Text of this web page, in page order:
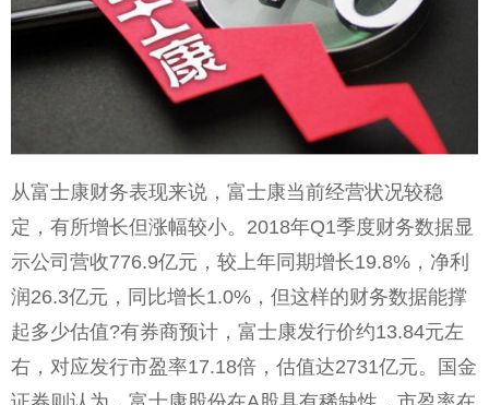
从富士康财务表现来说，富士康当前经营状况较稳
定，有所增长但涨幅较小。2018年Q1季度财务数据显
示公司营收776.9亿元，较上年同期增长19.8%，净利
润26.3亿元，同比增长1.0%，但这样的财务数据能撑
起多少估值?有券商预计，富士康发行价约13.84元左
右，对应发行市盈率17.18倍，估值达2731亿元。国金